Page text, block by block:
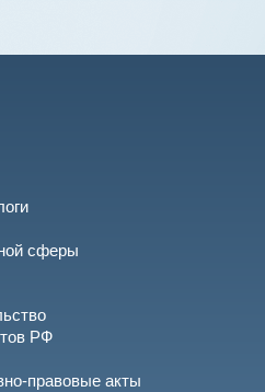
сферы
РФ
правовые акты